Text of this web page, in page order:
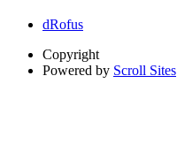
dRofus
Copyright
Powered by Scroll Sites